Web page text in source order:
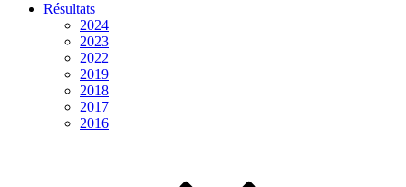
Résultats
2024
2023
2022
2019
2018
2017
2016